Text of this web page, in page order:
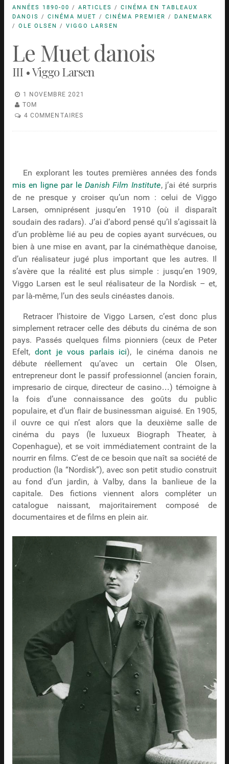
ANNÉES 1890-00 / ARTICLES / CINÉMA EN TABLEAUX
DANOIS
/ CINÉMA MUET / CINÉMA PREMIER / DANEMARK
/ OLE OLSEN / VIGGO LARSEN
Le Muet danois
III • Viggo Larsen
1 NOVEMBRE 2021
TOM
4 COMMENTAIRES
En explorant les toutes premières années des fonds
mis en ligne par le Danish Film Institute, j’ai été surpris
de ne presque y croiser qu’un nom : celui de Viggo
Larsen, omniprésent jusqu’en 1910 (où il disparaît
soudain des radars). J’ai d’abord pensé qu’il s’agissait là
d’un problème lié au peu de copies ayant survécues, ou
bien à une mise en avant, par la cinémathèque danoise,
d’un réalisateur jugé plus important que les autres. Il
s’avère que la réalité est plus simple : jusqu’en 1909,
Viggo Larsen est le seul réalisateur de la Nordisk – et,
par là-même, l’un des seuls cinéastes danois.
Retracer l’histoire de Viggo Larsen, c’est donc plus
simplement retracer celle des débuts du cinéma de son
pays. Passés quelques films pionniers (ceux de Peter
Efelt,dont je vous parlais ici), le cinéma danois ne
débute réellement qu’avec un certain Ole Olsen,
entrepreneur dont le passif professionnel (ancien forain,
impresario de cirque, directeur de casino…) témoigne à
la fois d’une connaissance des goûts du public
populaire, et d’un flair de businessman aiguisé. En 1905,
il ouvre ce qui n’est alors que la deuxième salle de
cinéma du pays (le luxueux Biograph Theater, à
Copenhague), et se voit immédiatement contraint de la
nourrir en films. C’est de ce besoin que naît sa société de
production (la “Nordisk”), avec son petit studio construit
au fond d’un jardin, à Valby, dans la banlieue de la
capitale. Des fictions viennent alors compléter un
catalogue naissant, majoritairement composé de
documentaires et de films en plein air.